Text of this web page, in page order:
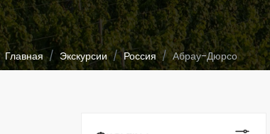
Главная Экскурсии Россия Абрау-Дюрсо